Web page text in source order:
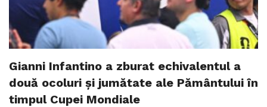
Gianni Infantino a zburat echivalentul a
două ocoluri și jumătate ale Pământului în
timpul Cupei Mondiale